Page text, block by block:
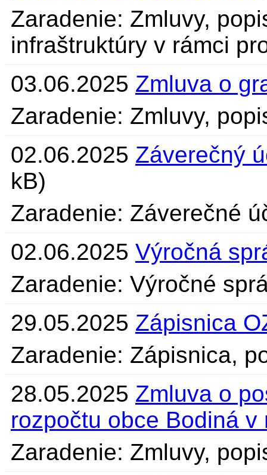
Zaradenie: Zmluvy,
infraštruktúry v rámci
03.06.2025 Zmluva o
Zaradenie: Zmluvy,
02.06.2025 Záverečný
kB)
Zaradenie: Záverečné
02.06.2025 Výročná
Zaradenie: Výročné
29.05.2025 Zápisnica
Zaradenie: Zápisnica,
28.05.2025 Zmluva o
rozpočtu obce Bodiná v
Zaradenie: Zmluvy,